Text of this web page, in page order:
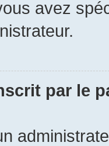
avez
par le